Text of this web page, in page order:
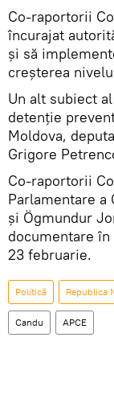
Co-raportorii
încurajat
și să
creșterea
Un alt subiect
detenție
Moldova,
Grigore
Co-raportorii
Parlamentare a
și Ögmundur
documentare
23 februarie.
Politică Republica
Candu APCE